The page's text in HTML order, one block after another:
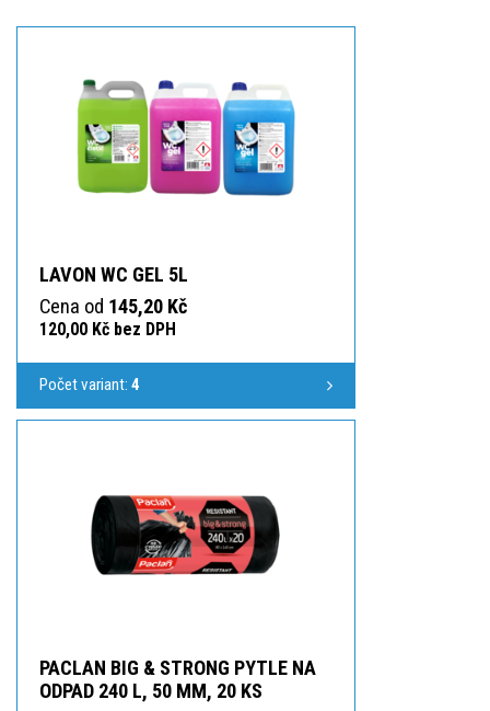
LAVON WC GEL 5L
Cena od 145,20 Kč
120,00 Kč bez DPH
Počet variant: 4
PACLAN BIG & STRONG PYTLE NA
ODPAD 240 L, 50 ΜM, 20 KS